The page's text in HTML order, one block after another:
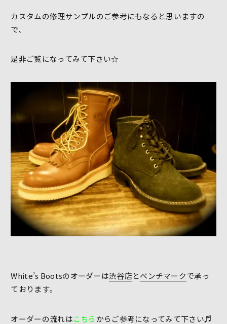
カスタムの修理サンプルのご参考にもなると思いますの
で、
是非ご覧になってみて下さい☆
White’s Bootsのオーダーは渋谷店とベンチマークで承っ
ております。
オーダーの流れはこちらからご参考になってみて下さい♬